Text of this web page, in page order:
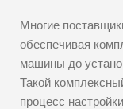
Многие
обеспечивая
машины до
Такой
процесс